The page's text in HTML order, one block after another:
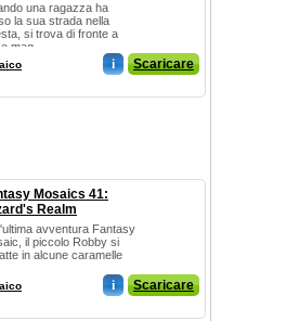
una ragazza ha
la sua strada nella
si trova di fronte a
mag...
i Scaricare
Mosaics 41:
Realm
avventura Fantasy
il piccolo Robby si
in alcune caramelle
i Scaricare